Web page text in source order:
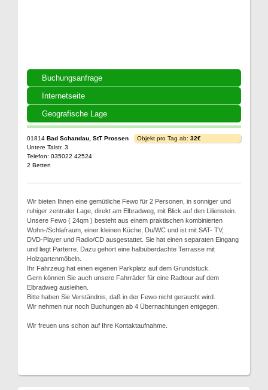
Buchungsanfrage
Internetseite
Geografische Lage
01814 Bad Schandau, StT Prossen
Untere Talstr. 3
Telefon: 035022 42524
2 Betten
Objekt pro Tag ab: 32€
Wir bieten Ihnen eine gemütliche Fewo für 2 Personen, in sonniger und
ruhiger zentraler Lage, direkt am Elbradweg, mit Blick auf den Lilienstein.
Unsere Fewo ( 24qm ) besteht aus einem praktischen kombinierten
Wohn-/Schlafraum, einer kleinen Küche, Du/WC und ist mit SAT- TV,
DVD-Player und Radio/CD ausgestattet. Sie hat einen separaten Eingang
und liegt Parterre. Dazu gehört eine halbüberdachte Terrasse mit
Holzgartenmöbeln.
Ihr Fahrzeug hat einen eigenen Parkplatz auf dem Grundstück.
Gern können Sie auch unsere Fahrräder für eine Radtour auf dem
Elbradweg ausleihen.
Bitte haben Sie Verständnis, daß in der Fewo nicht geraucht wird.
Wir nehmen nur noch Buchungen ab 4 Übernachtungen entgegen.
Wir freuen uns schon auf Ihre Kontaktaufnahme.